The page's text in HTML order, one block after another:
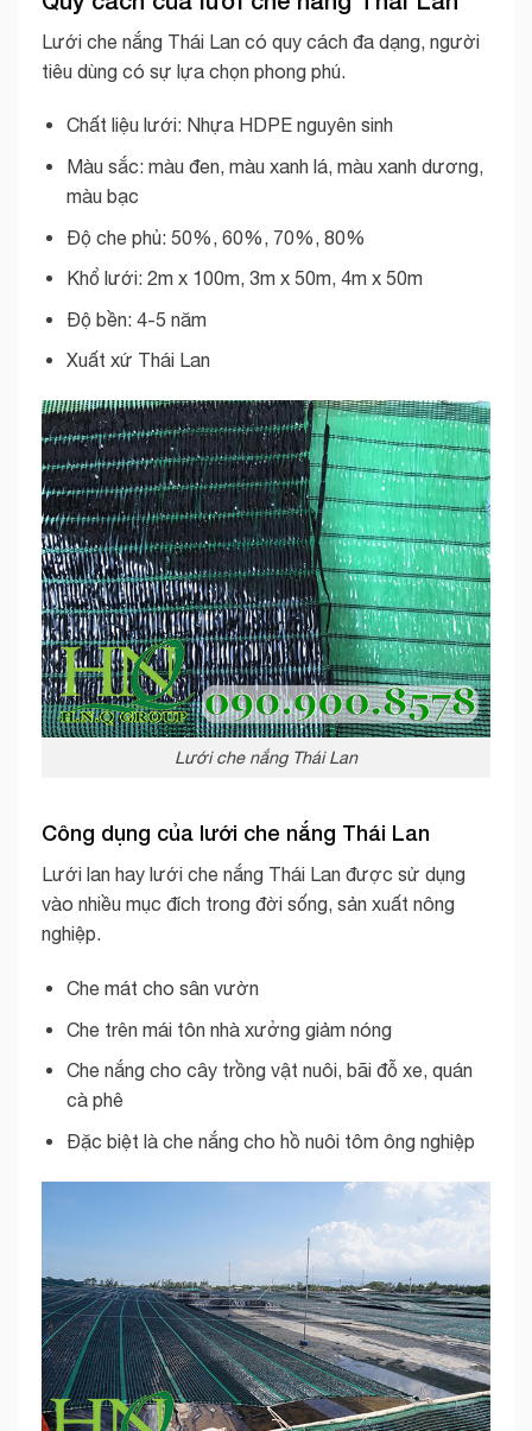
Lưới che nắng Thái Lan có quy cách đa dạng, người
tiêu dùng có sự lựa chọn phong phú.
Chất liệu lưới: Nhựa HDPE nguyên sinh
Màu sắc: màu đen, màu xanh lá, màu xanh dương,
màu bạc
Độ che phủ: 50%, 60%, 70%, 80%
Khổ lưới: 2m x 100m, 3m x 50m, 4m x 50m
Độ bền: 4-5 năm
Xuất xứ Thái Lan
Lưới che nắng Thái Lan
Công dụng của lưới che nắng Thái Lan
Lưới lan hay lưới che nắng Thái Lan được sử dụng
vào nhiều mục đích trong đời sống, sản xuất nông
nghiệp.
Che mát cho sân vườn
Che trên mái tôn nhà xưởng giảm nóng
Che nắng cho cây trồng vật nuôi, bãi đỗ xe, quán
cà phê
Đặc biệt là che nắng cho hồ nuôi tôm ông nghiệp